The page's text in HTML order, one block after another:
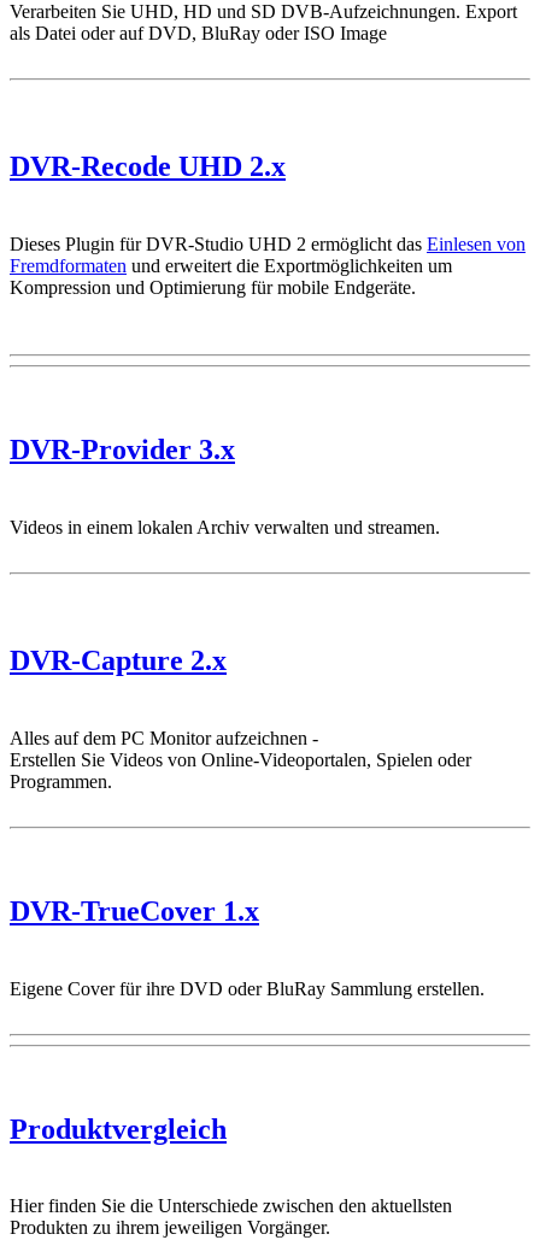
Verarbeiten Sie UHD, HD und SD DVB-Aufzeichnungen. Export
als Datei oder auf DVD, BluRay oder ISO Image
DVR-Recode UHD 2.x
Dieses Plugin für DVR-Studio UHD 2 ermöglicht das Einlesen von
Fremdformaten und erweitert die Exportmöglichkeiten um
Kompression und Optimierung für mobile Endgeräte.
DVR-Provider 3.x
Videos in einem lokalen Archiv verwalten und streamen.
DVR-Capture 2.x
Alles auf dem PC Monitor aufzeichnen -
Erstellen Sie Videos von Online-Videoportalen, Spielen oder
Programmen.
DVR-TrueCover 1.x
Eigene Cover für ihre DVD oder BluRay Sammlung erstellen.
Produktvergleich
Hier finden Sie die Unterschiede zwischen den aktuellsten
Produkten zu ihrem jeweiligen Vorgänger.